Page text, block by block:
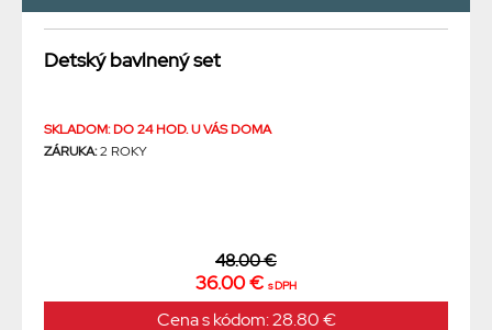
Detský bavlnený set
SKLADOM: DO 24 HOD. U VÁS DOMA
ZÁRUKA:2 ROKY
48.00 €
36.00 € s DPH
Cena s kódom: 28.80 €